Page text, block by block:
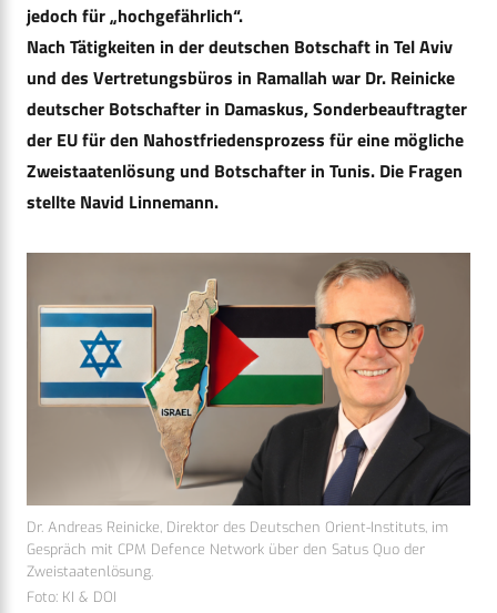
jedoch für „hochgefährlich“.
Nach Tätigkeiten in der deutschen Botschaft in Tel Aviv
und des Vertretungsbüros in Ramallah war Dr. Reinicke
deutscher Botschafter in Damaskus, Sonderbeauftragter
der EU für den Nahostfriedensprozess für eine mögliche
Zweistaatenlösung und Botschafter in Tunis. Die Fragen
stellte Navid Linnemann.
Dr. Andreas Reinicke, Direktor des Deutschen Orient-Instituts, im
Gespräch mit CPM Defence Network über den Satus Quo der
Zweistaatenlösung.
Foto: KI & DOI